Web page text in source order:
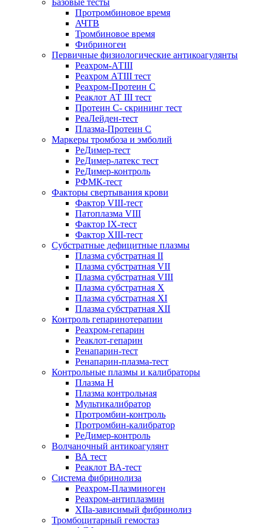
Базовые тесты
Протромбиновое время
АЧТВ
Тромбиновое время
Фибриноген
Первичные физиологические антикоагулянты
Реахром-АТIII
Реахром АТIII тест
Реахром-Протеин С
Реаклот АТ III тест
Протеин С- скрининг тест
РеаЛейден-тест
Плазма-Протеин С
Маркеры тромбоза и эмболий
РеДимер-тест
РеДимер-латекс тест
РеДимер-контроль
РФМК-тест
Факторы свертывания крови
Фактор VIII-тест
Патоплазма VIII
Фактор IX-тест
Фактор XIII-тест
Субстратные дефицитные плазмы
Плазма субстратная II
Плазма субстратная VII
Плазма субстратная VIII
Плазма субстратная X
Плазма субстратная XI
Плазма субстратная XII
Контроль гепаринотерапии
Реахром-гепарин
Реаклот-гепарин
Ренапарин-тест
Ренапарин-плазма-тест
Контрольные плазмы и калибраторы
Плазма Н
Плазма контрольная
Мультикалибратор
Протромбин-контроль
Протромбин-калибратор
РеДимер-контроль
Волчаночный антикоагулянт
ВА тест
Реаклот ВА-тест
Система фибринолиза
Реахром-Плазминоген
Реахром-антиплазмин
XIIа-зависимый фибринолиз
Тромбоцитарный гемостаз